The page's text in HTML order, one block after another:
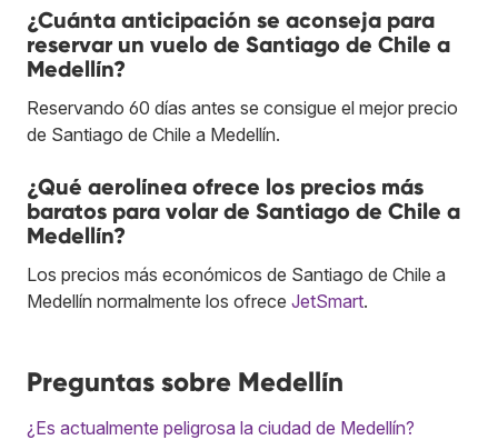
¿Cuánta anticipación se aconseja para
reservar un vuelo de Santiago de Chile a
Medellín?
Reservando 60 días antes se consigue el mejor precio
de Santiago de Chile a Medellín.
¿Qué aerolínea ofrece los precios más
baratos para volar de Santiago de Chile a
Medellín?
Los precios más económicos de Santiago de Chile a
Medellín normalmente los ofrece JetSmart.
Preguntas sobre Medellín
¿Es actualmente peligrosa la ciudad de Medellín?